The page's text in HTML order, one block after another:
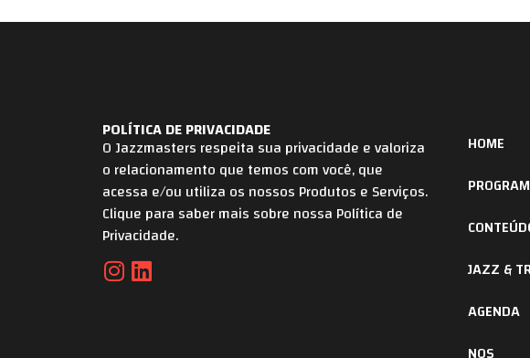
POLÍTICA DE PRIVACIDADE
O Jazzmasters respeita sua privacidade e valoriza
o relacionamento que temos com você, que
acessa e/ou utiliza os nossos Produtos e Serviços.
Clique para saber mais sobre nossa Política de
Privacidade.
HOME
JAZZ &
AGENDA